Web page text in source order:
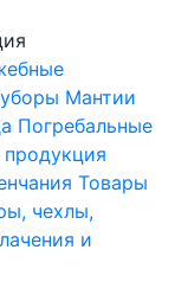
Мантии
Погребальные
Товары
чехлы,
и